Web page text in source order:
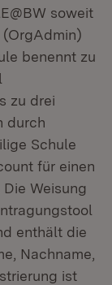
soweit
benennt zu
zu drei
durch
Schule
für einen
Weisung
enthält die
Nachname,
ist